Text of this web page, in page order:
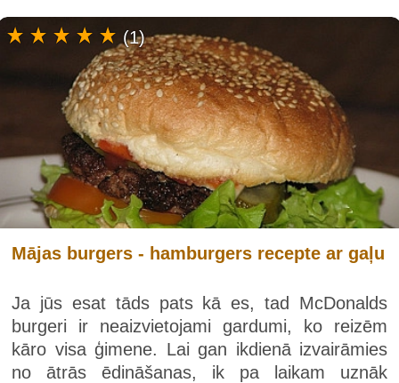
Mājas burgers - hamburgers recepte ar gaļu
Ja jūs esat tāds pats kā es, tad McDonalds
burgeri ir neaizvietojami gardumi, ko reizēm
kāro visa ģimene. Lai gan ikdienā izvairāmies
no ātrās ēdināšanas, ik pa laikam uznāk
(1)